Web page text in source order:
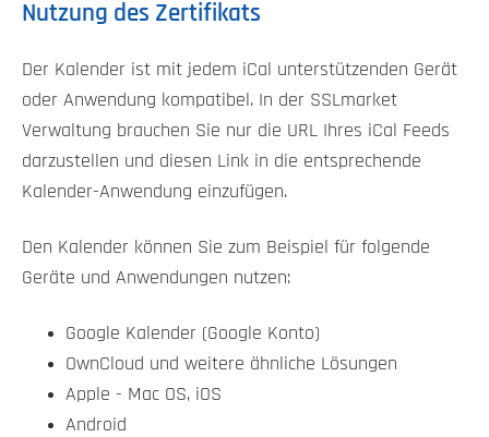
Nutzung des Zertifikats
Der Kalender ist mit jedem iCal unterstützenden Gerät
oder Anwendung kompatibel. In der SSLmarket
Verwaltung brauchen Sie nur die URL Ihres iCal Feeds
darzustellen und diesen Link in die entsprechende
Kalender-Anwendung einzufügen.
Den Kalender können Sie zum Beispiel für folgende
Geräte und Anwendungen nutzen:
Google Kalender (Google Konto)
OwnCloud und weitere ähnliche Lösungen
Apple - Mac OS, iOS
Android